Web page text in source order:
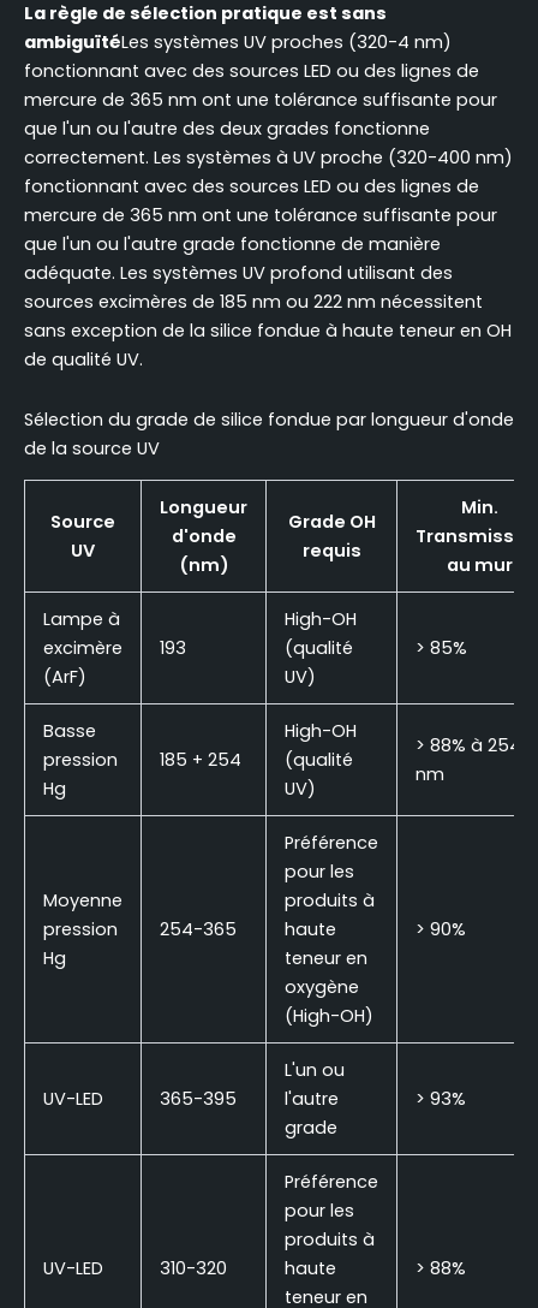
La règle de sélection pratique est sans
ambiguïtéLes systèmes UV proches (320-4 nm)
fonctionnant avec des sources LED ou des lignes de
mercure de 365 nm ont une tolérance suffisante pour
que l'un ou l'autre des deux grades fonctionne
correctement. Les systèmes à UV proche (320-400 nm)
fonctionnant avec des sources LED ou des lignes de
mercure de 365 nm ont une tolérance suffisante pour
que l'un ou l'autre grade fonctionne de manière
adéquate. Les systèmes UV profond utilisant des
sources excimères de 185 nm ou 222 nm nécessitent
sans exception de la silice fondue à haute teneur en OH
de qualité UV.
Sélection du grade de silice fondue par longueur d'onde
de la source UV
Source
UV
Longueur
d'onde
(nm)
Grade OH
requis
Min.
au mur
Lampe à
excimère
(ArF)
193
High-OH
(qualité
UV)
> 85%
Basse
pression
Hg
185 + 254
High-OH
(qualité
UV)
> 88% à 254
nm
Moyenne
pression
Hg
254-365
Préférence
pour les
produits à
haute
teneur en
oxygène
(High-OH)
> 90%
UV-LED 365-395
L'un ou
l'autre
grade
> 93%
UV-LED 310-320
Préférence
pour les
produits à
haute
teneur en
> 88%